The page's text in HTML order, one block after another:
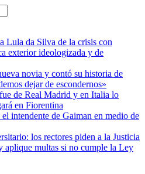
Lula da Silva de la crisis con
exterior ideologizada y de
novia y contó su historia de
dejar de escondernos»
de Real Madrid y en Italia lo
en Fiorentina
intendente de Gaiman en medio de
los rectores piden a la Justicia
aplique multas si no cumple la Ley